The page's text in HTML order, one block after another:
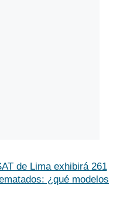
de Lima exhibirá 261
¿qué modelos